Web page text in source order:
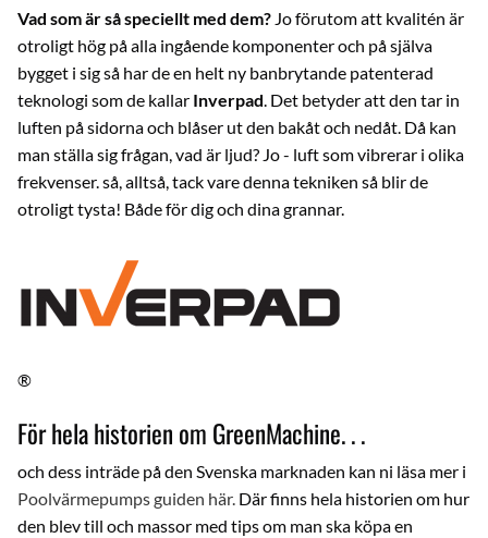
Vad som är så speciellt med dem? Jo förutom att kvalitén är
otroligt hög på alla ingående komponenter och på själva
bygget i sig så har de en helt ny banbrytande patenterad
teknologi som de kallar Inverpad . Det betyder att den tar in
luften på sidorna och blåser ut den bakåt och nedåt. Då kan
man ställa sig frågan, vad är ljud? Jo - luft som vibrerar i olika
frekvenser. så, alltså, tack vare denna tekniken så blir de
otroligt tysta! Både för dig och dina grannar.
®
För hela historien om GreenMachine. . .
och dess inträde på den Svenska marknaden kan ni läsa mer i
Poolvärmepumps guiden här. Där finns hela historien om hur
den blev till och massor med tips om man ska köpa en